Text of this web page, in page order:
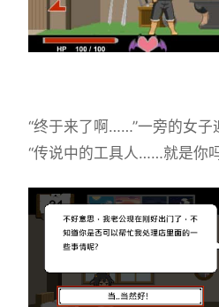
“终于来了啊……”一旁的女子
“传说中的工具人……就是你